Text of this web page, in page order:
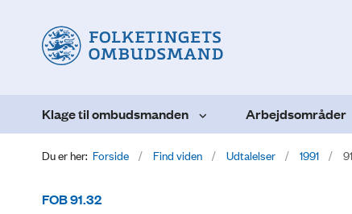
Klage til ombudsmanden Arbejdsområder
Du er her: Forside Find viden Udtalelser 1991
FOB 91.32